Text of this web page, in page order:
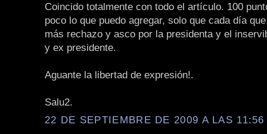
Coincido totalmente con todo el artículo. 100
poco lo que puedo agregar, solo que cada día
más rechazo y asco por la presidenta y el
y ex presidente.
Aguante la libertad de expresión!.
Salu2.
22 DE SEPTIEMBRE DE 2009 A LAS 11:56